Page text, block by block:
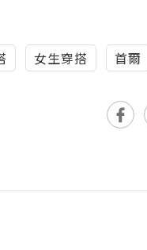
女生穿搭 首爾